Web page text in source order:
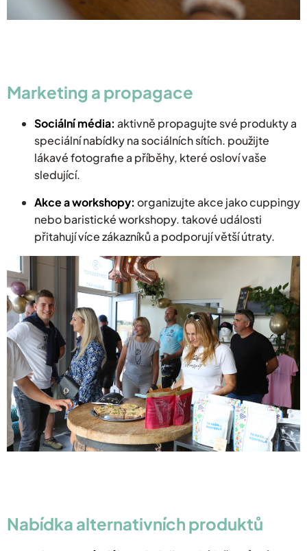
Marketing a propagace
Sociální média: aktivně propagujte své produkty a
speciální nabídky na sociálních sítích. použijte
lákavé fotografie a příběhy, které osloví vaše
sledující.
Akce a workshopy: organizujte akce jako cuppingy
nebo baristické workshopy. takové události
přitahují více zákazníků a podporují větší útraty.
Nabídka alternativních produktů